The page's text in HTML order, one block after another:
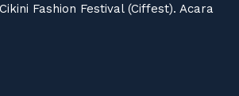
Fashion Festival (Ciffest). Acara